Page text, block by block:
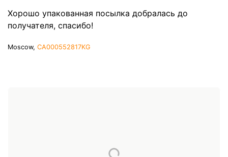
Хорошо упакованная посылка добралась до
получателя, спасибо!
Moscow, CA000552817KG